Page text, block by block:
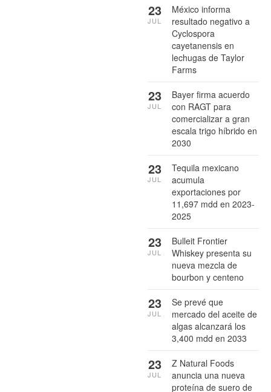
México informa
resultado negativo a
Cyclospora
cayetanensis en
lechugas de Taylor
Farms
23
JUL
Bayer firma acuerdo
con RAGT para
comercializar a gran
escala trigo híbrido en
2030
23
JUL
Tequila mexicano
acumula
exportaciones por
11,697 mdd en 2023-
2025
23
JUL
Bulleit Frontier
Whiskey presenta su
nueva mezcla de
bourbon y centeno
23
JUL
Se prevé que
mercado del aceite de
algas alcanzará los
3,400 mdd en 2033
23
JUL
Z Natural Foods
anuncia una nueva
proteína de suero de
23
JUL